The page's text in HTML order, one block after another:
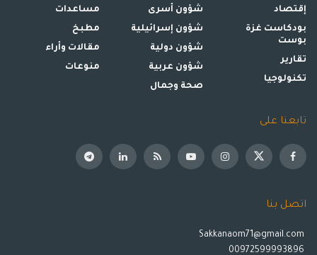
إقتصاد
بودكاست غزة
بوست
تقارير
تكنولوجيا
شؤون أسرى
شؤون إسرائيلية
شؤون دولية
شؤون عربية
صحة وجمال
مساعدات
مطبخ
مقالات وأراء
منوعات
تابعنا على
اتصل بنا
Sakkanaom71@gmail.com